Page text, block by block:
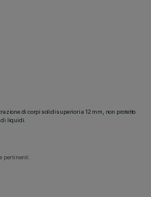
di corpi solidi superiori a 12 mm, non protetto
di liquidi.
pertinenti.